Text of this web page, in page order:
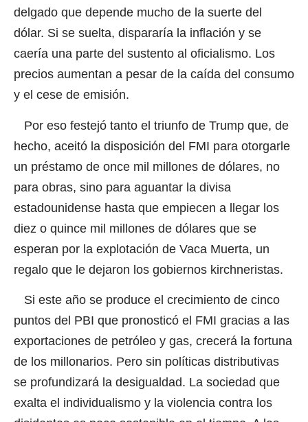
delgado que depende mucho de la suerte del
dólar. Si se suelta, dispararía la inflación y se
caería una parte del sustento al oficialismo. Los
precios aumentan a pesar de la caída del consumo
y el cese de emisión.
Por eso festejó tanto el triunfo de Trump que, de
hecho, aceitó la disposición del FMI para otorgarle
un préstamo de once mil millones de dólares, no
para obras, sino para aguantar la divisa
estadounidense hasta que empiecen a llegar los
diez o quince mil millones de dólares que se
esperan por la explotación de Vaca Muerta, un
regalo que le dejaron los gobiernos kirchneristas.
Si este año se produce el crecimiento de cinco
puntos del PBI que pronosticó el FMI gracias a las
exportaciones de petróleo y gas, crecerá la fortuna
de los millonarios. Pero sin políticas distributivas
se profundizará la desigualdad. La sociedad que
exalta el individualismo y la violencia contra los